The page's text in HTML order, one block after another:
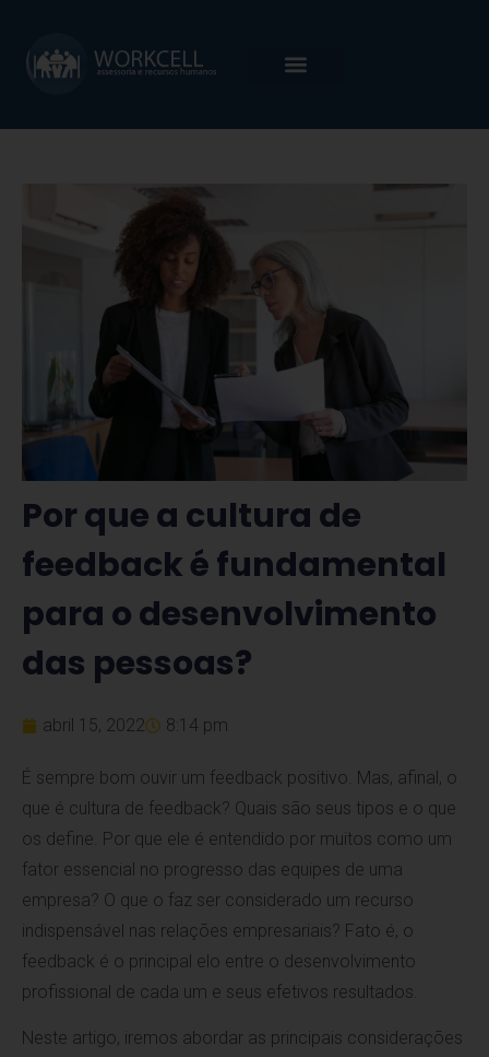
Por que a cultura de
feedback é fundamental
para o desenvolvimento
das pessoas?
abril 15, 2022 8:14 pm
É sempre bom ouvir um feedback positivo. Mas, afinal, o
que é cultura de feedback? Quais são seus tipos e o que
os define. Por que ele é entendido por muitos como um
fator essencial no progresso das equipes de uma
empresa? O que o faz ser considerado um recurso
indispensável nas relações empresariais? Fato é, o
feedback é o principal elo entre o desenvolvimento
profissional de cada um e seus efetivos resultados.
Neste artigo, iremos abordar as principais considerações